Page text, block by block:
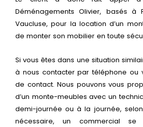
Déménagements Olivier, basés à
Vaucluse, pour la location d’un
de monter son mobilier en toute
Si vous êtes dans une situation
à nous contacter par téléphone ou
de contact. Nous pouvons vous
d’un monte-meubles avec un
demi-journée ou à la journée,
nécessaire, un commercial se